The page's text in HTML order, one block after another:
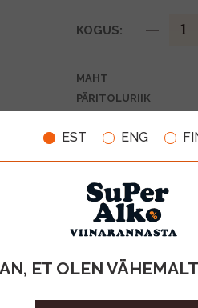
EST ENG
ET OLEN
KOGUS:
MAHT
PÄRITOLURIIK
KOOD
KOGUS KASTIS